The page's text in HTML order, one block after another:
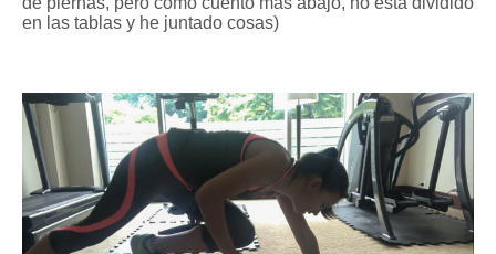
en las tablas y he juntado cosas)